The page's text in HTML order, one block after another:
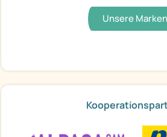
Unsere Marken